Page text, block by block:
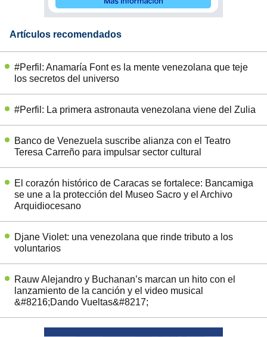
Artículos recomendados
#Perfil: Anamaría Font es la mente venezolana que teje
los secretos del universo
#Perfil: La primera astronauta venezolana viene del Zulia
Banco de Venezuela suscribe alianza con el Teatro
Teresa Carreño para impulsar sector cultural
El corazón histórico de Caracas se fortalece: Bancamiga
se une a la protección del Museo Sacro y el Archivo
Arquidiocesano
Djane Violet: una venezolana que rinde tributo a los
voluntarios
Rauw Alejandro y Buchanan’s marcan un hito con el
lanzamiento de la canción y el video musical
&#8216;Dando Vueltas&#8217;